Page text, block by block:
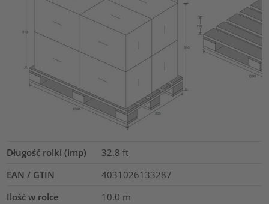
Długość rolki (imp) 32.8 ft
EAN / GTIN
4031026133287
Ilość w rolce
10.0 m